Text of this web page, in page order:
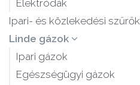
Elektródák
Ipari- és közlekedési szűrők
Linde gázok
Ipari gázok
Egészségügyi gázok